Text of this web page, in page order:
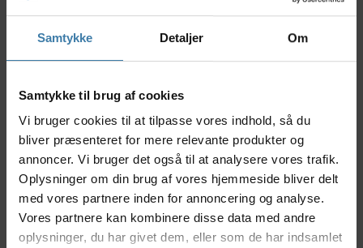
Samtykke Detaljer Om
Samtykke til brug af cookies
Vi bruger cookies til at tilpasse vores indhold, så du
bliver præsenteret for mere relevante produkter og
annoncer. Vi bruger det også til at analysere vores trafik.
Oplysninger om din brug af vores hjemmeside bliver delt
med vores partnere inden for annoncering og analyse.
Vores partnere kan kombinere disse data med andre
oplysninger, du har givet dem, eller som de har indsamlet
Urban Relaxed
379,00kr.
2 på lager
Unisex - Sort
123,00 kr.
4 på lager